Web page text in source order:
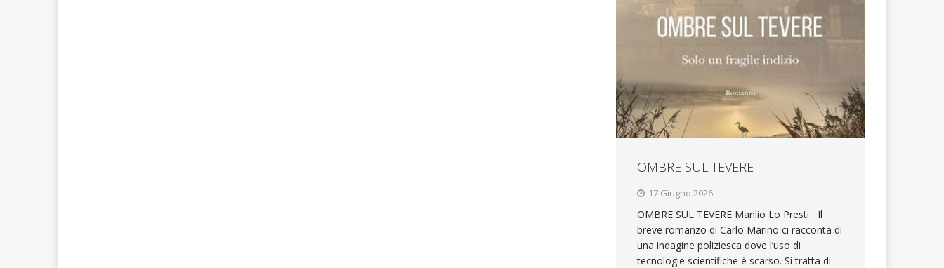
OMBRE SUL TEVERE
17 Giugno 2026
OMBRE SUL TEVERE Manlio Lo Presti Il
breve romanzo di Carlo Marino ci racconta di
una indagine poliziesca dove l’uso di
tecnologie scientifiche è scarso. Si tratta di